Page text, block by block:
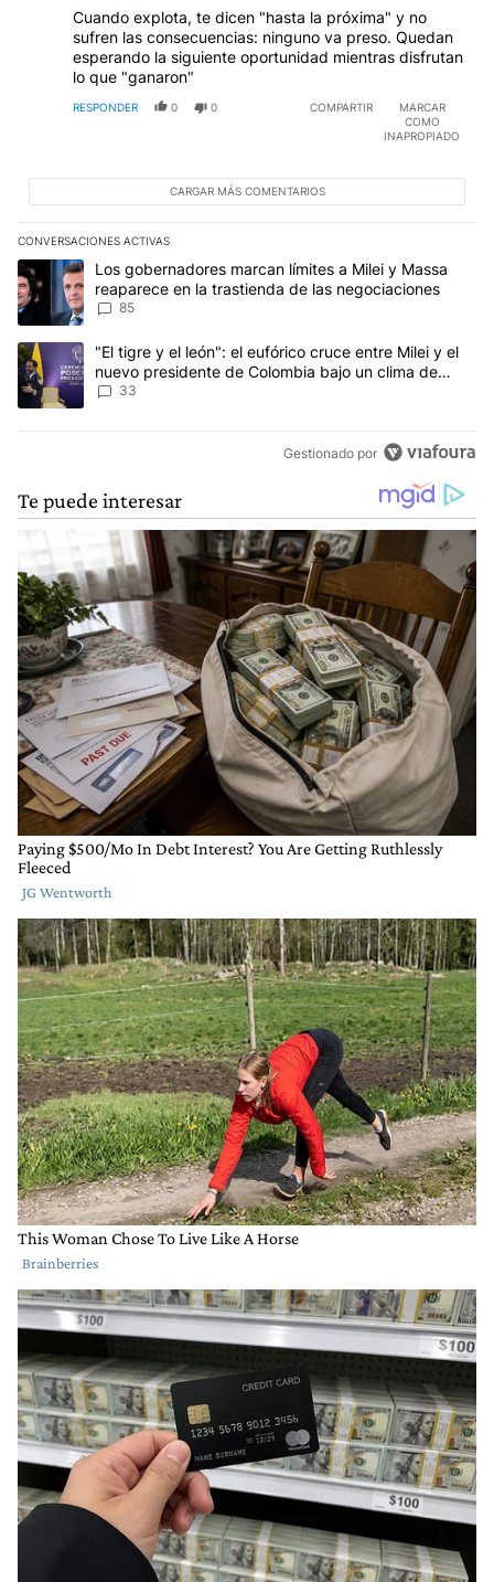
Cuando explota, te dicen "hasta la próxima" y no
sufren las consecuencias: ninguno va preso. Quedan
esperando la siguiente oportunidad mientras disfrutan
lo que "ganaron"
RESPONDER 0 0 COMPARTIR
MARCAR
COMO
INAPROPIADO
CARGAR MÁS COMENTARIOS
CONVERSACIONES ACTIVAS
Este listado muestra los artículos con más comentarios en los
Un artículo de tendencia con el título "Los gobernadores
Los gobernadores marcan límites a Milei y Massa
reaparece en la trastienda de las negociaciones
85
Un artículo de tendencia con el título ""El tigre y el león": el
"El tigre y el león": el eufórico cruce entre Milei y el
nuevo presidente de Colombia bajo un clima de
máxima tensión
33
Gestionado por